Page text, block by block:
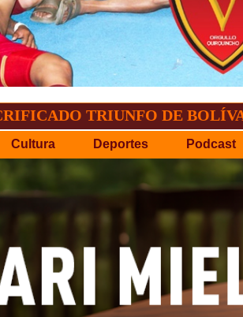
DE BOLÍVAR ANTE
Cultura Deportes Podcast